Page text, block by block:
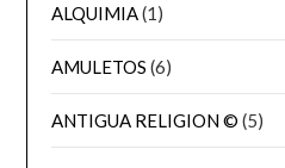
ALQUIMIA(1)
AMULETOS (6)
ANTIGUA RELIGION © (5)